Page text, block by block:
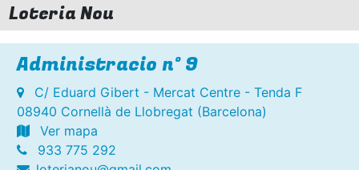
Loteria Nou
Administracio nº 9
C/ Eduard Gibert - Mercat Centre - Tenda F
08940 Cornellà de Llobregat (Barcelona)
Ver mapa
933 775 292